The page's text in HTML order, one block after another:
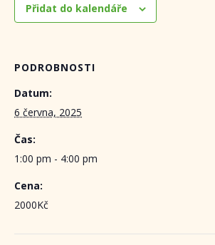
Přidat do kalendáře
PODROBNOSTI
Datum:
6 června, 2025
Čas:
1:00 pm - 4:00 pm
Cena:
2000Kč